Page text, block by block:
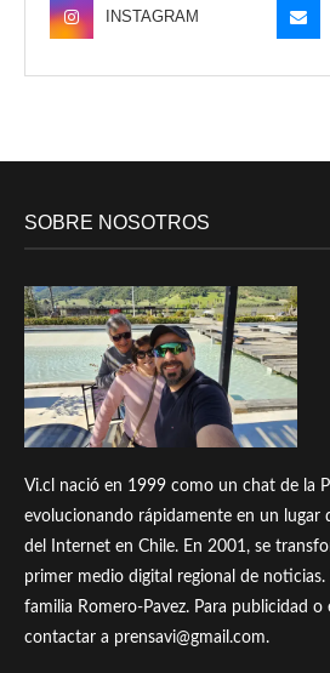
INSTAGRAM
SOBRE NOSOTROS
Vi.cl nació en 1999 como un chat de la
evolucionando rápidamente en un lugar
del Internet en Chile. En 2001, se
primer medio digital regional de
familia Romero-Pavez. Para publicidad
contactar a prensavi@gmail.com.